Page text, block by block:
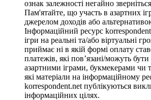
ознак залежності негайно
Пам'ятайте, що участь в азартних
джерелом доходів або
Інформаційний ресурс
ігри на реальні та/або віртуальні
приймає ні в якій формі оплату
платежів, які пов’язані/можуть бути
азартними іграми, букмекерами чи
які матеріали на інформаційному
korrespondent.net публікуються
інформаційних цілях.